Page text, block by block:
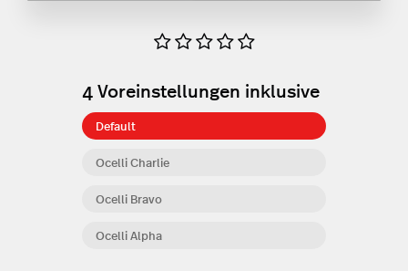
4Voreinstellungen inklusive
Ocelli Charlie
Ocelli Bravo
Ocelli Alpha
Default